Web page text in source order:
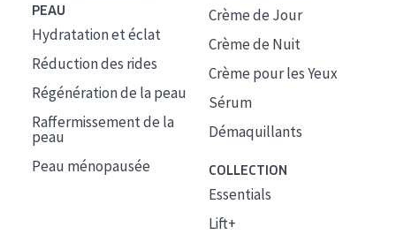
PEAU
Hydratation et éclat
Réduction des rides
Régénération de la peau
Raffermissement de la
peau
Peau ménopausée
Crème de Jour
Crème de Nuit
Crème pour les Yeux
Sérum
Démaquillants
COLLECTION
Essentials
Lift+